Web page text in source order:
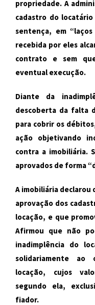
propriedade. A
cadastro do
sentença, em
recebida por eles
contrato e sem
eventual execução.
Diante da
descoberta da falta
para cobrir os
ação objetivando
contra a imobiliária.
aprovados de forma
A imobiliária
aprovação dos
locação, e que
Afirmou que não
inadimplência do
solidariamente ao
locação, cujos
segundo ela,
fiador.